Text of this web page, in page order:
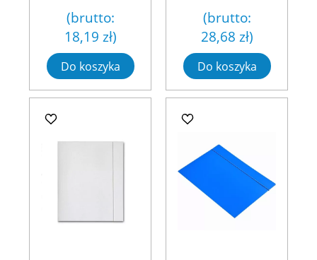
(brutto:
18,19 zł)
Do koszyka
(brutto:
28,68 zł)
Do koszyka